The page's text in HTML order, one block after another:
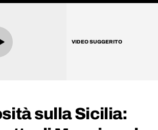
VIDEO SUGGERITO
sulla Sicilia: